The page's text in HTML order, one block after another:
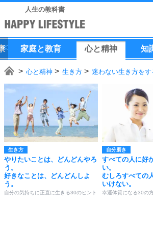
人生の教科書
家庭と教育 心と精神 知
心と精神 生き方 迷わない生き方を
生き方
やりたいことは、どんどんやろ
う。
好きなことは、どんどんしよ
う。
自分の気持ちに正直に生きる30のヒント
自分磨き
すべての人に好
い。
むしろすべての
いけない。
幸運体質になる30の